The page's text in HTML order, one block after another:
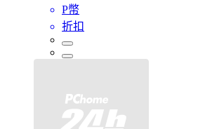
P幣
折扣